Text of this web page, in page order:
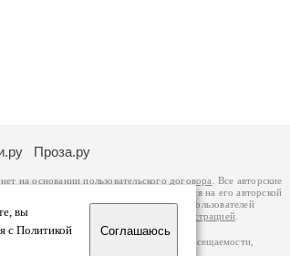
вы
с Политикой
Соглашаюсь
Проза.ру
на основаниипользовательского договора
. Все авторские
автора, к которому вы можете обратиться на его авторской
Российской Федерации. Данные пользователей
о портале связаться с администрацией
страниц по данным счетчика посещаемости,